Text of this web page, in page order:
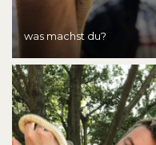
was machst du?